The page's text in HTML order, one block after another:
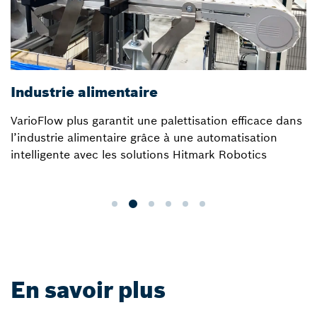
Industrie alimentaire
VarioFlow plus garantit une palettisation efficace dans
l’industrie alimentaire grâce à une automatisation
intelligente avec les solutions Hitmark Robotics
En savoir plus